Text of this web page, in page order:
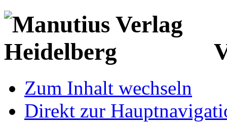
Zum Inhalt wechseln
Direkt zur